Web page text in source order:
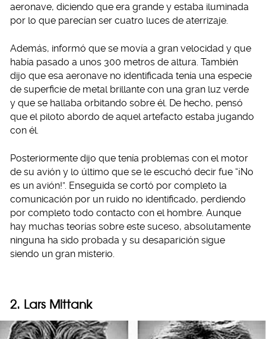
aeronave, diciendo que era grande y estaba iluminada
por lo que parecían ser cuatro luces de aterrizaje.
Además, informó que se movía a gran velocidad y que
había pasado a unos 300 metros de altura. También
dijo que esa aeronave no identificada tenía una especie
de superficie de metal brillante con una gran luz verde
y que se hallaba orbitando sobre él. De hecho, pensó
que el piloto abordo de aquel artefacto estaba jugando
con él.
Posteriormente dijo que tenía problemas con el motor
de su avión y lo último que se le escuchó decir fue “¡No
es un avión!”. Enseguida se cortó por completo la
comunicación por un ruido no identificado, perdiendo
por completo todo contacto con el hombre. Aunque
hay muchas teorías sobre este suceso, absolutamente
ninguna ha sido probada y su desaparición sigue
siendo un gran misterio.
2. Lars Mittank